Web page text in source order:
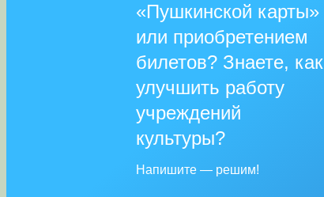
«Пушкинской карты»
или приобретением
билетов? Знаете, как
улучшить работу
учреждений
культуры?
Напишите — решим!